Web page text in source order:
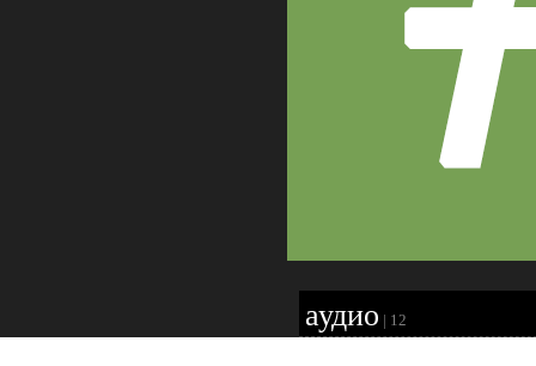
аудио | 12